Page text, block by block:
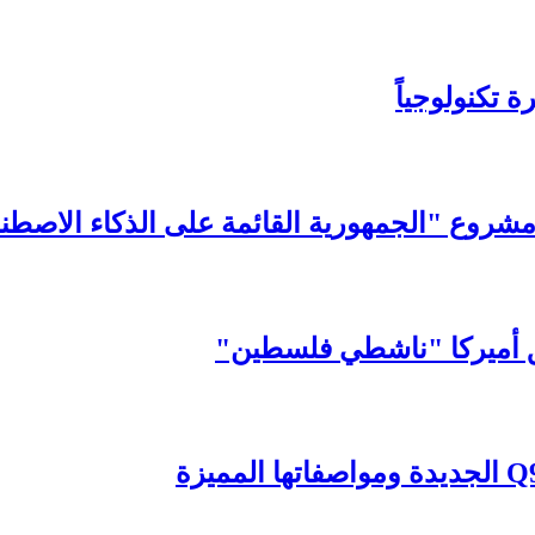
تكنولوجياً
"الجمهورية القائمة على الذكاء
أميركا "ناشطي فلسطين"